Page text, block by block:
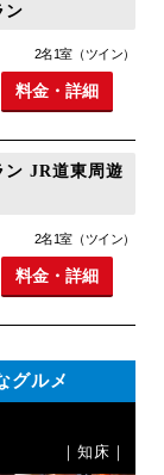
ン
2名1室（ツイン）
料金・詳細
ン JR道東周遊
2名1室（ツイン）
料金・詳細
グルメ
｜知床｜